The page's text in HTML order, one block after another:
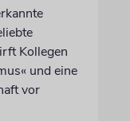
Kollegen
und eine
vor